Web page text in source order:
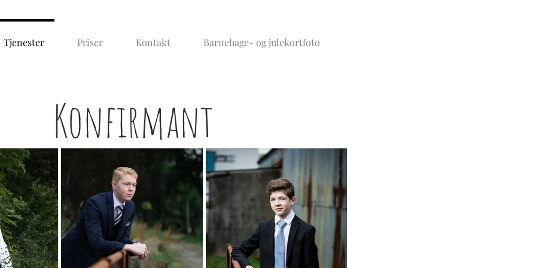
Tjenester Priser Kontakt Barnehage- og julekortfoto
Konfirmant